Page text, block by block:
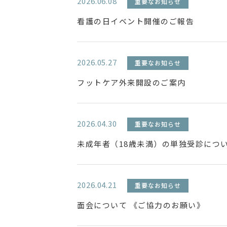
看護の日イベント開催のご報告
2026.05.27 重要なお知らせ
フットケア外来開設のご案内
2026.04.30 重要なお知らせ
未成年者（18歳未満）の単独受診につ
2026.04.21 重要なお知らせ
面会について 《ご協力のお願い》